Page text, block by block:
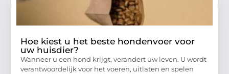
Hoe kiest u het beste hondenvoer voor
uw huisdier?
Wanneer u een hond krijgt, verandert uw leven. U wordt
verantwoordelijk voor het voeren, uitlaten en spelen